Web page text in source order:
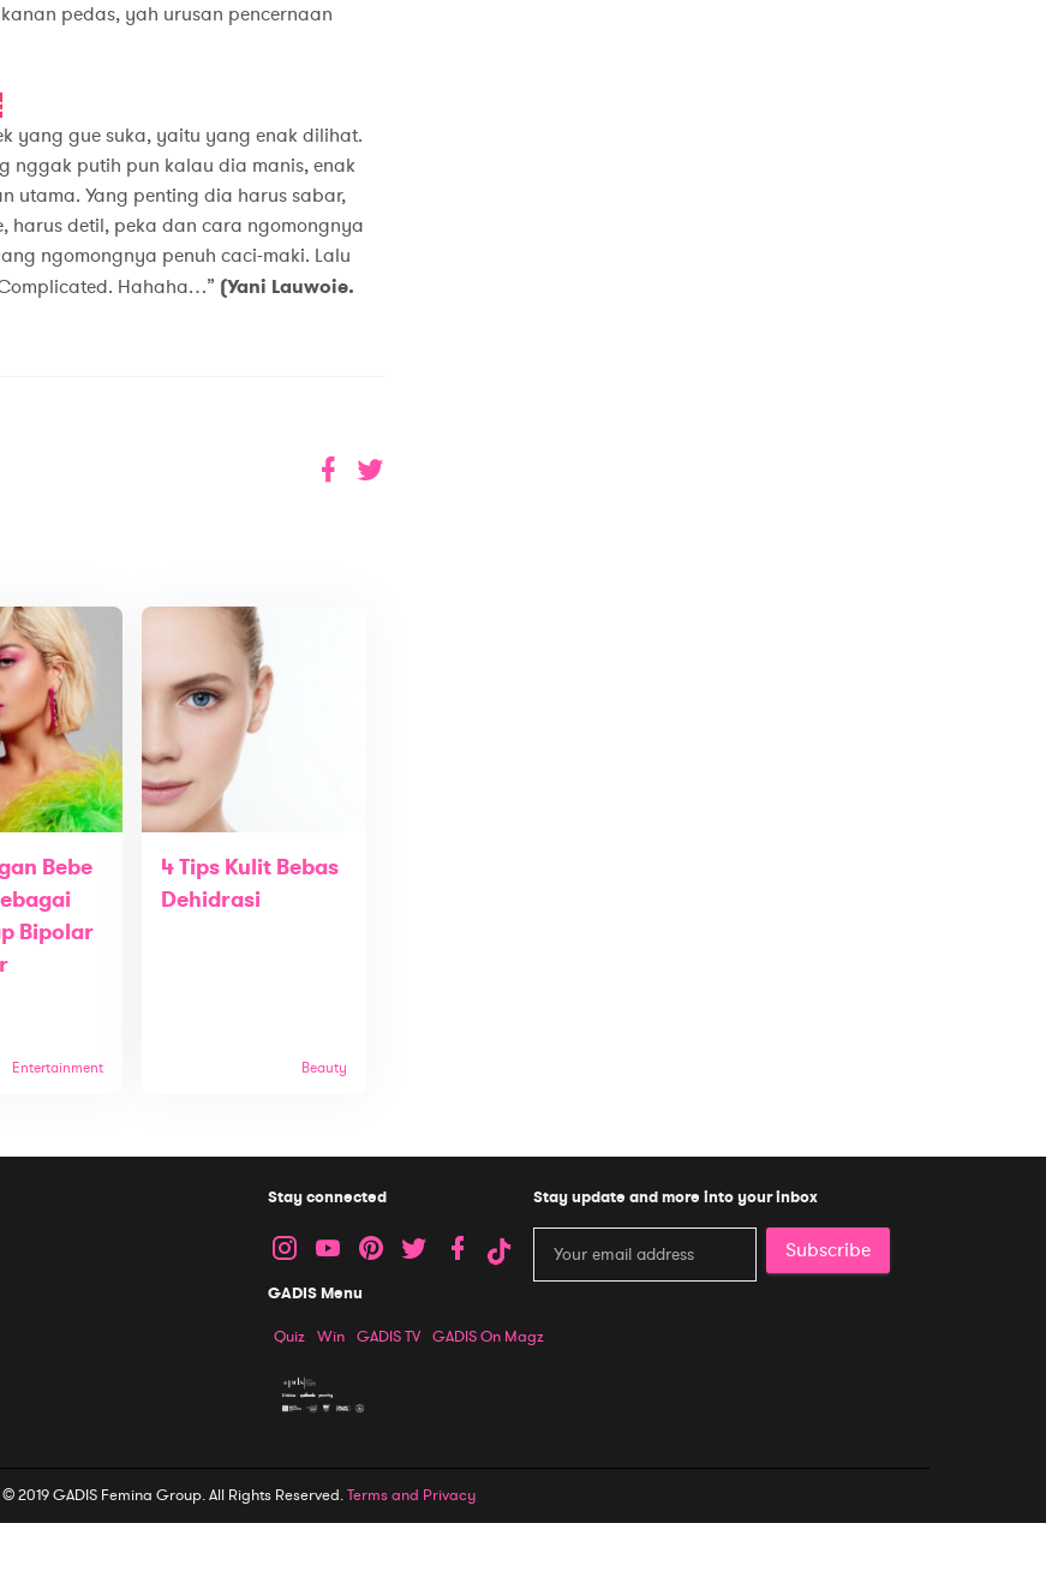
pedas, yah urusan pencernaan
yang gue suka, yaitu yang enak dilihat.
nggak putih pun kalau dia manis, enak
utama. Yang penting dia harus sabar,
harus detil, peka dan cara ngomongnya
ngomongnya penuh caci-maki. Lalu
Hahaha…” (Yani Lauwoie.
Bebe
Bipolar
Entertainment
4 Tips Kulit Bebas
Dehidrasi
Beauty
Stay connected Stay update and more into your inbox
Subscribe
GADIS Menu
Quiz Win GADIS TV GADIS On Magz
© 2019 GADIS Femina Group. All Rights Reserved.Terms and Privacy